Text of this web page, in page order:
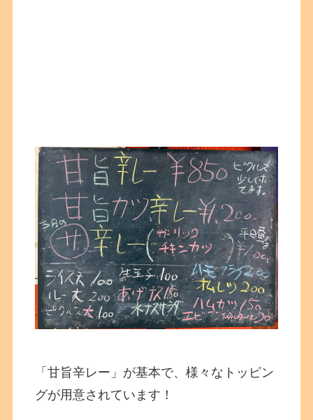
「甘旨辛レー」が基本で、様々なトッピン
グが用意されています！